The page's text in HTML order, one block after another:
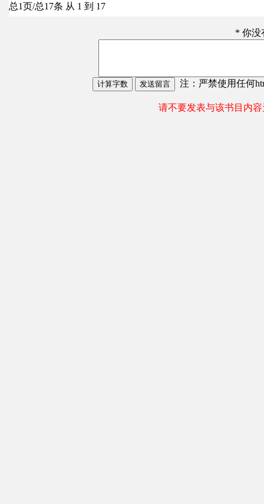
总1页/总17条 从 1 到 17
* 你没
注：严禁使用任何
请不要发表与该书目内